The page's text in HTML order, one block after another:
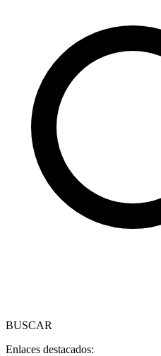
BUSCAR
Enlaces destacados: